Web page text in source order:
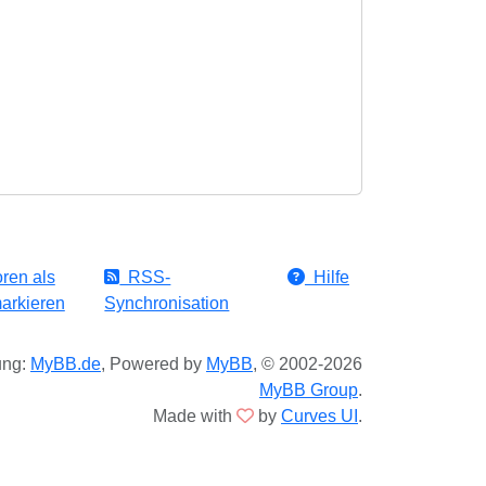
als
RSS-
Synchronisation
Hilfe
MyBB.de, Powered by MyBB, © 2002-2026
MyBB Group.
Made with
by Curves UI .